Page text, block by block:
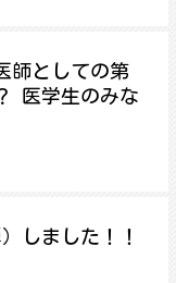
師としての第
医学生のみな
しました！！